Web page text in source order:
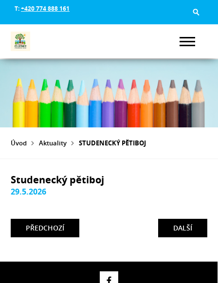
T:+420 774 888 161
Úvod Aktuality STUDENECKÝ PĚTIBOJ
Studenecký pětiboj
29.5.2026
DALŠÍ
PŘEDCHOZÍ